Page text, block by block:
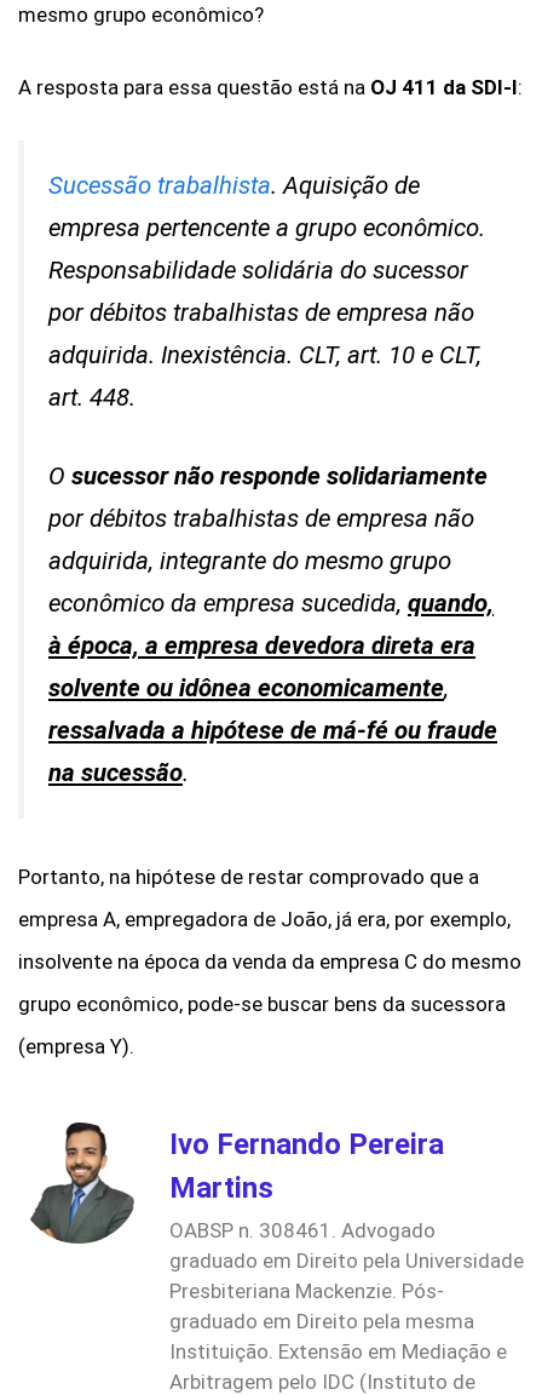
mesmo grupo econômico?
A resposta para essa questão está na OJ 411 da SDI-I:
Sucessão trabalhista. Aquisição de
empresa pertencente a grupo econômico.
Responsabilidade solidária do sucessor
por débitos trabalhistas de empresa não
adquirida. Inexistência. CLT, art. 10 e CLT,
art. 448.
O sucessor não responde solidariamente
por débitos trabalhistas de empresa não
adquirida, integrante do mesmo grupo
econômico da empresa sucedida, quando,
à época, a empresa devedora direta era
solvente ou idônea economicamente,
ressalvada a hipótese de má-fé ou fraude
na sucessão.
Portanto, na hipótese de restar comprovado que a
empresa A, empregadora de João, já era, por exemplo,
insolvente na época da venda da empresa C do mesmo
grupo econômico, pode-se buscar bens da sucessora
(empresa Y).
Ivo Fernando Pereira
Martins
OABSP n. 308461. Advogado
graduado em Direito pela Universidade
Presbiteriana Mackenzie. Pós-
graduado em Direito pela mesma
Instituição. Extensão em Mediação e
Arbitragem pelo IDC (Instituto de